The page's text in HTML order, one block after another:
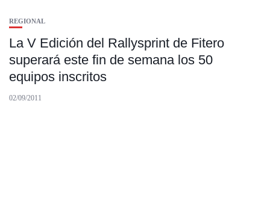
REGIONAL
La V Edición del Rallysprint de Fitero
superará este fin de semana los 50
equipos inscritos
02/09/2011